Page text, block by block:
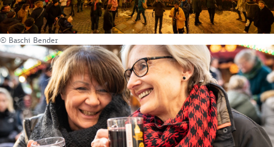
© Baschi Bender